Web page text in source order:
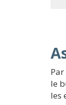
le
les